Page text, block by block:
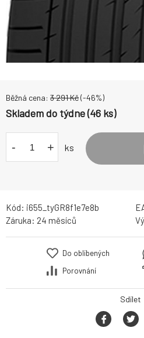
Běžná cena: 3 291Kč(-46%)
Skladem do týdne (46 ks)
- + ks
Kód: i655_tyGR8f1e7e8b
Záruka: 24 měsíců
Do oblíbených
Porovnání
Sdílet